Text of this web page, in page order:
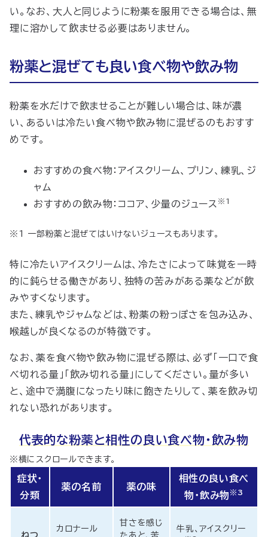
い。なお、大人と同じように粉薬を服用できる場合は、無
理に溶かして飲ませる必要はありません。
粉薬と混ぜても良い食べ物や飲み物
粉薬を水だけで飲ませることが難しい場合は、味が濃
い、あるいは冷たい食べ物や飲み物に混ぜるのもおすす
めです。
おすすめの食べ物：アイスクリーム、プリン、練乳、ジ
ャム
おすすめの飲み物：ココア、少量のジュース ※1
※1 一部粉薬と混ぜてはいけないジュースもあります。
特に冷たいアイスクリームは、冷たさによって味覚を一時
的に鈍らせる働きがあり、独特の苦みがある薬などが飲
みやすくなります。
また、練乳やジャムなどは、粉薬の粉っぽさを包み込み、
喉越しが良くなるのが特徴です。
なお、薬を食べ物や飲み物に混ぜる際は、必ず「一口で食
べ切れる量」「飲み切れる量」にしてください。量が多い
と、途中で満腹になったり味に飽きたりして、薬を飲み切
れない恐れがあります。
代表的な粉薬と相性の良い食べ物・飲み物
※横にスクロールできます。
症状・
分類
薬の名前 薬の味
相性の良い食べ
物・飲み物 ※3
ねつ
カロナール
甘さを感じ
たあと、苦
牛乳、アイスクリー